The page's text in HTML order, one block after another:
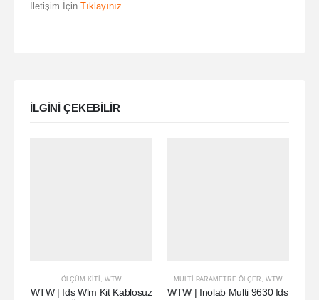
İletişim İçin Tıklayınız
ILGINI ÇEKEBILIR
ÖLÇÜM KITI , WTW
WTW | Ids Wlm Kit Kablosuz
MULTI PARAMETRE ÖLÇER , WTW
WTW | Inolab Multi 9630 Ids